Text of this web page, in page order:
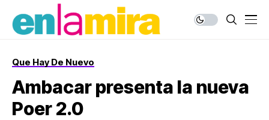
Que Hay De Nuevo
Ambacar presenta la nueva
Poer 2.0